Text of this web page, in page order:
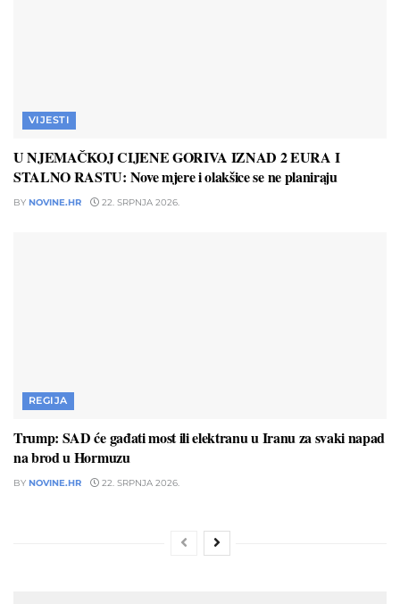
VIJESTI
U NJEMAČKOJ CIJENE GORIVA IZNAD 2 EURA I
STALNO RASTU: Nove mjere i olakšice se ne planiraju
BY NOVINE.HR 22. SRPNJA 2026.
REGIJA
Trump: SAD će gađati most ili elektranu u Iranu za svaki napad
na brod u Hormuzu
BY NOVINE.HR 22. SRPNJA 2026.